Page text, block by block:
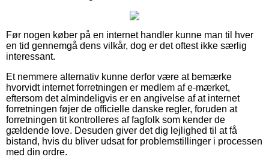
Før nogen køber på en internet handler kunne man til hver
en tid gennemgå dens vilkår, dog er det oftest ikke særlig
interessant.
Et nemmere alternativ kunne derfor være at bemærke
hvorvidt internet forretningen er medlem af e-mærket,
eftersom det almindeligvis er en angivelse af at internet
forretningen føjer de officielle danske regler, foruden at
forretningen tit kontrolleres af fagfolk som kender de
gældende love. Desuden giver det dig lejlighed til at få
bistand, hvis du bliver udsat for problemstillinger i processen
med din ordre.